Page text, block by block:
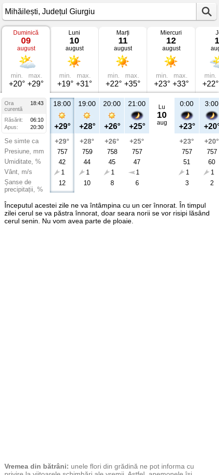
Vremea
Mihăilești
Județul
Giurgiu
Duminică
09
august
min.
+20°
max.
+29°
Luni
10
august
min.
+19°
max.
+31°
Marți
11
august
min.
+22°
max.
+35°
Miercuri
12
august
min.
+23°
max.
+33°
min.
+22°
Ora
18:43
curentă
Răsărit:
06:10
Apus:
20:30
Se simte ca
Presiune, mm
Umiditate, %
Vânt, m/s
Șanse de
precipitații, %
18:00
+29°
+29°
757
42
1
12
19:00
+28°
+28°
759
44
1
10
20:00
+26°
+26°
758
45
1
8
21:00
+25°
+25°
757
47
1
6
Lu
10
aug
0:00
+23°
+23°
757
51
1
3
3:00
+20°
757
60
1
2
Începutul acestei zile ne va întâmpina cu un cer înnorat. În timpul
zilei cerul se va păstra înnorat, doar seara norii se vor risipi lăsând
cerul senin. Nu vom avea parte de ploaie.
Vremea din bătrâni: unele flori din grădină ne pot informa cu